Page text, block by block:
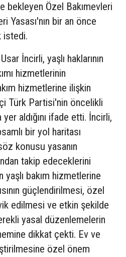
bekleyen Özel Bakımevleri
Yasası'nın bir an önce
istedi.
İncirli, yaşlı haklarının
hizmetlerinin
hizmetlerine ilişkin
Türk Partisi'nin öncelikli
yer aldığını ifade etti. İncirli,
bir yol haritası
konusu yasanın
takip edeceklerini
yaşlı bakım hizmetlerine
güçlendirilmesi, özel
edilmesi ve etkin şekilde
yasal düzenlemelerin
dikkat çekti. Ev ve
özel önem